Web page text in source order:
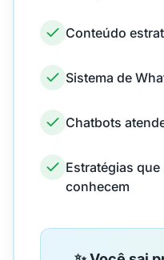
Conteúdo
Sistema de
Chatbots
Estratégias
conhecem